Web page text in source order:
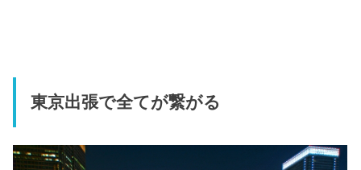
東京出張で全てが繋がる